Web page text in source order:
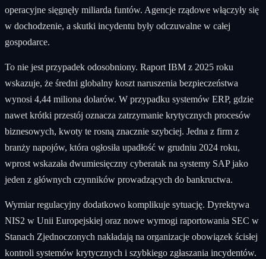
operacyjne sięgnęły miliarda funtów. Agencje rządowe włączyły się
w dochodzenie, a skutki incydentu były odczuwalne w całej
gospodarce.
To nie jest przypadek odosobniony. Raport IBM z 2025 roku
wskazuje, że średni globalny koszt naruszenia bezpieczeństwa
wynosi 4,44 miliona dolarów. W przypadku systemów ERP, gdzie
nawet krótki przestój oznacza zatrzymanie krytycznych procesów
biznesowych, kwoty te rosną znacznie szybciej. Jedna z firm z
branży napojów, która ogłosiła upadłość w grudniu 2024 roku,
wprost wskazała dwumiesięczny cyberatak na systemy SAP jako
jeden z głównych czynników prowadzących do bankructwa.
Wymiar regulacyjny dodatkowo komplikuje sytuację. Dyrektywa
NIS2 w Unii Europejskiej oraz nowe wymogi raportowania SEC w
Stanach Zjednoczonych nakładają na organizacje obowiązek ścisłej
kontroli systemów krytycznych i szybkiego zgłaszania incydentów.